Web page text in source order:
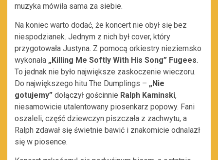
muzyka mówiła sama za siebie.
Na koniec warto dodać, że koncert nie obył się bez
niespodzianek. Jednym z nich był cover, który
przygotowała Justyna. Z pomocą orkiestry nieziemsko
wykonała „Killing Me Softly With His Song” Fugees.
To jednak nie było największe zaskoczenie wieczoru.
Do największego hitu The Dumplings – „Nie
gotujemy” dołączył gościnnie Ralph Kaminski,
niesamowicie utalentowany piosenkarz popowy. Fani
oszaleli, część dziewczyn piszczała z zachwytu, a
Ralph zdawał się świetnie bawić i znakomicie odnalazł
się w piosence.